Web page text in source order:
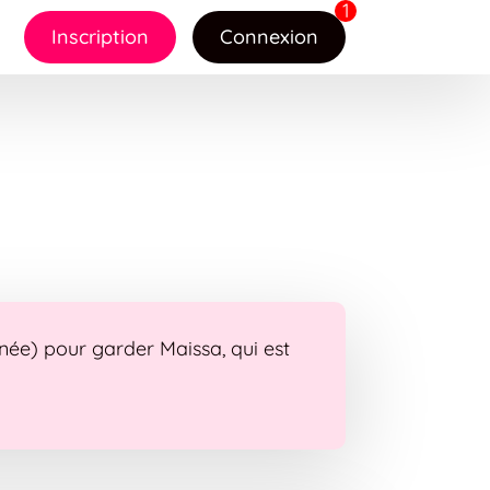
Inscription Connexion
pour garder Maissa, qui est